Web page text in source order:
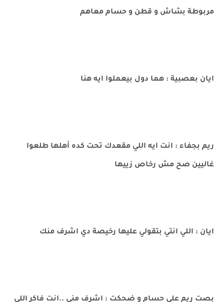
مربوطة بشاش و قطن و حسام معاهم
ايان بعصبية : هما دول بيعملوا ايه هنا
ريم بجفاء : انت ايه اللي مقعدك تحت كده أهلها طلعوا
غاليين صح مش رخاص زييها
ايان : اللي انتي بتقولي عليها رخيصة دي اشرف منك
بصت ريم على حسام و ضحكت : اشرف مني ..انت فاكر اللي